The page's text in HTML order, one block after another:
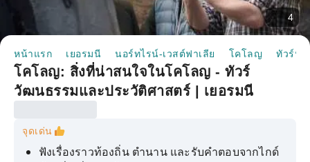
4
หน้าแรก เยอรมนี นอร์ทไรน์-เวสต์ฟาเลีย โคโลญ ทัวร์หนึ่
โคโลญ: สิ่งที่น่าสนใจในโคโลญ - ทัวร์
วัฒนธรรมและประวัติศาสตร์ | เยอรมนี
จุดเด่น
ฟังเรื่องราวท้องถิ่น ตำนาน และรับคำตอบจากไกด์